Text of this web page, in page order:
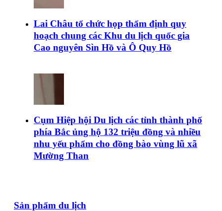
Lai Châu tổ chức họp thẩm định quy
hoạch chung các Khu du lịch quốc gia
Cao nguyên Sìn Hồ và Ô Quy Hồ
Cụm Hiệp hội Du lịch các tỉnh thành phố
phía Bắc ủng hộ 132 triệu đồng và nhiều
nhu yếu phẩm cho đồng bào vùng lũ xã
Mường Than
Sản phẩm du lịch